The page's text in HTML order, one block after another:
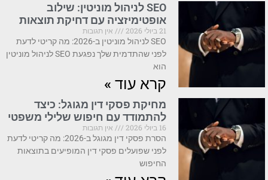
SEO לניהול מוניטין: שילוב
אופטימיזציה עם דחיקת תוצאות
21 ביולי 2026
אין תגובות
SEO לניהול מוניטין ב-2026: מה קריטי לדעת
לפני שהתדמית שלך נפגעת SEO לניהול מוניטין
הוא
קרא עוד »
מחיקת פסקי דין מגוגל: כיצד
להתמודד עם חיפוש שלילי משפטי
16 ביולי 2026
אין תגובות
הסרת פסקי דין מגוגל ב-2026: מה קריטי לדעת
לפני שפועלים פסקי דין המופיעים בתוצאות
החיפוש